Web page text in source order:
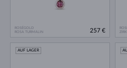
ROSÉGOLD
ROSA TURMALIN
257 €
AUF LAGER